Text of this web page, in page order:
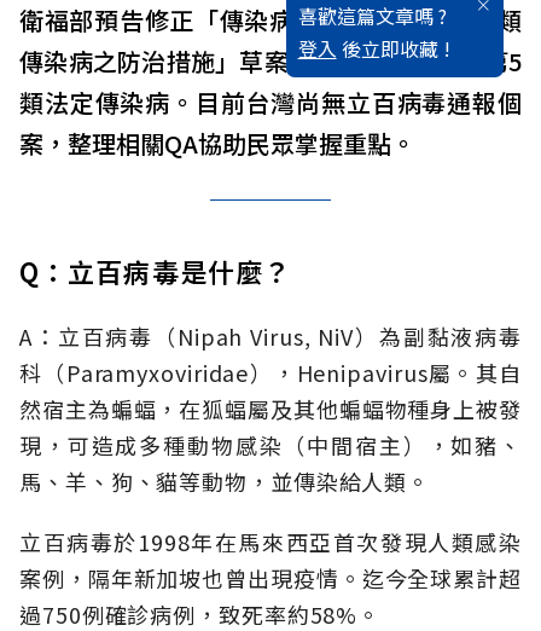
喜歡這篇文章嗎 ?
登入 後立即收藏 !
衛福部預告修正「傳染病分類及第4類與第5類
傳染病之防治措施」草案，新增立百病毒為第5
類法定傳染病。目前台灣尚無立百病毒通報個
案，整理相關QA協助民眾掌握重點。
Q：立百病毒是什麼？
A：立百病毒（Nipah Virus, NiV）為副黏液病毒
科（Paramyxoviridae），Henipavirus屬。其自
然宿主為蝙蝠，在狐蝠屬及其他蝙蝠物種身上被發
現，可造成多種動物感染（中間宿主），如豬、
馬、羊、狗、貓等動物，並傳染給人類。
立百病毒於1998年在馬來西亞首次發現人類感染
案例，隔年新加坡也曾出現疫情。迄今全球累計超
過750例確診病例，致死率約58%。